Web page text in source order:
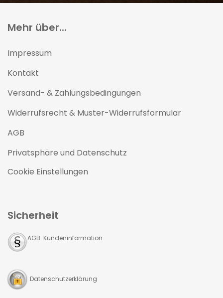
Mehr über...
Impressum
Kontakt
Versand- & Zahlungsbedingungen
Widerrufsrecht & Muster-Widerrufsformular
AGB
Privatsphäre und Datenschutz
Cookie Einstellungen
Sicherheit
AGB Kundeninformation
Datenschutzerklärung